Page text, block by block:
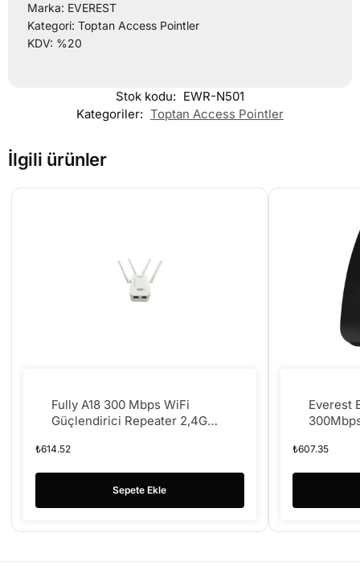
Marka: EVEREST
Kategori: Toptan Access Pointler
KDV: %20
Stok kodu: EWR-N501
Kategoriler: Toptan Access Pointler
İlgili ürünler
Fully A18 300 Mbps WiFi
Güçlendirici Repeater 2,4G
₺614.52
Sepete Ekle
Everest
₺607.35